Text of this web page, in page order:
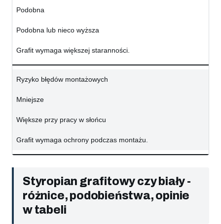
Podobna
Podobna lub nieco wyższa
Grafit wymaga większej staranności.
Ryzyko błędów montażowych
Mniejsze
Większe przy pracy w słońcu
Grafit wymaga ochrony podczas montażu.
Styropian grafitowy czy biały -
różnice, podobieństwa, opinie
w tabeli